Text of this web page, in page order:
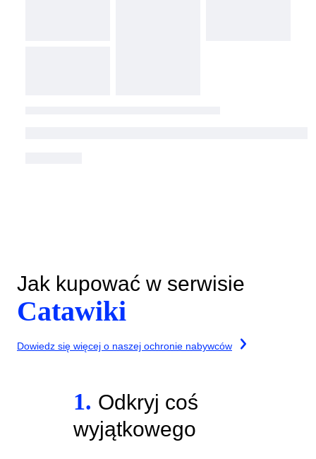
Jak kupować w serwisie
Catawiki
Dowiedz się więcej o naszej ochronie nabywców
1. Odkryj coś
wyjątkowego